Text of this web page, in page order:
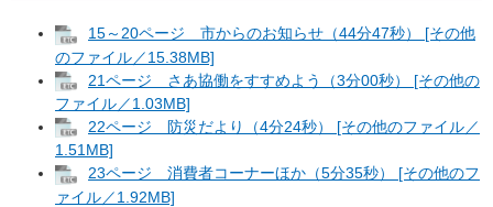
15～20ページ 市からのお知らせ（44分47秒） [その他
のファイル／15.38MB]
21ページ さあ協働をすすめよう（3分00秒） [その他の
ファイル／1.03MB]
22ページ 防災だより（4分24秒） [その他のファイル／
1.51MB]
23ページ 消費者コーナーほか（5分35秒） [その他のフ
ァイル／1.92MB]